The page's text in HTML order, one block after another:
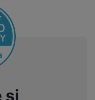
si